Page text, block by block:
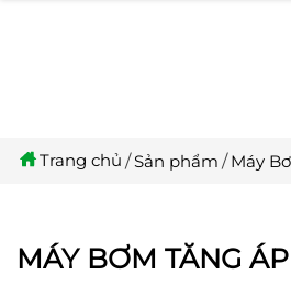
Trang chủ Sản phẩm Máy
MÁY BƠM TĂNG